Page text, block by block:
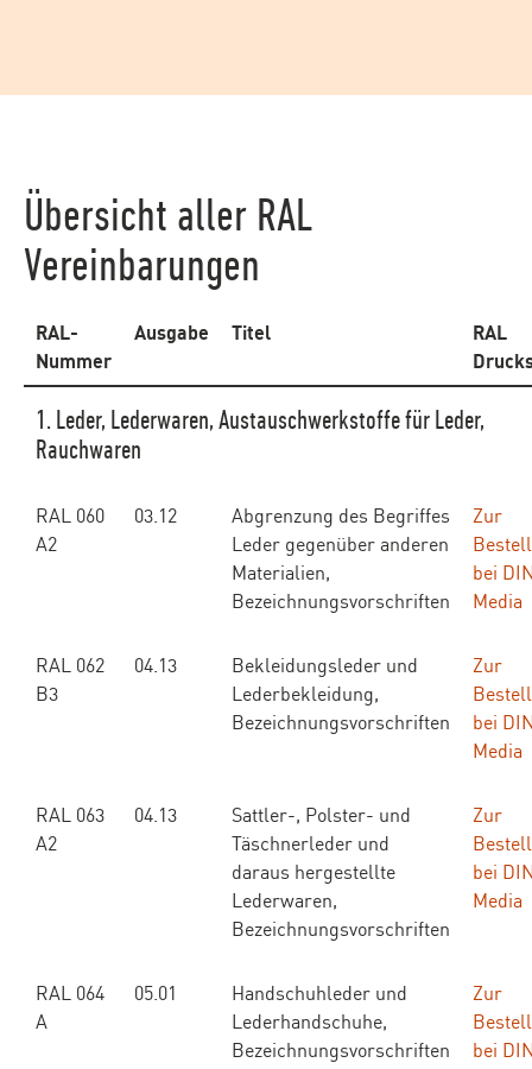
Übersicht aller RAL
Vereinbarungen
RAL-
Nummer
Ausgabe Titel
RAL
1. Leder, Lederwaren, Austauschwerkstoffe für Leder,
Rauchwaren
RAL 060
A2
03.12
Abgrenzung des Begriffes
Leder gegenüber anderen
Materialien,
Bezeichnungsvorschriften
Zur
bei
Media
RAL 062
B3
04.13
Bekleidungsleder und
Lederbekleidung,
Bezeichnungsvorschriften
Zur
bei
Media
RAL 063
A2
04.13
Sattler-, Polster- und
Täschnerleder und
daraus hergestellte
Lederwaren,
Bezeichnungsvorschriften
Zur
bei
Media
RAL 064
A
05.01
Handschuhleder und
Lederhandschuhe,
Bezeichnungsvorschriften
Zur
bei